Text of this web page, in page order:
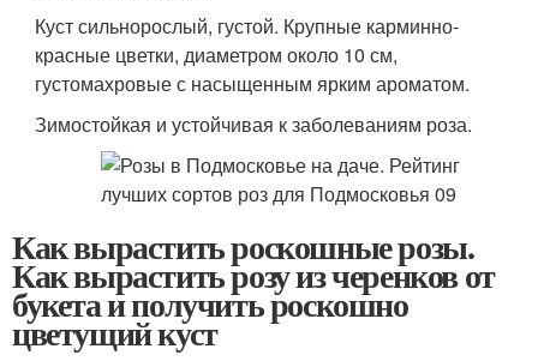
Куст сильнорослый, густой. Крупные карминно-
красные цветки, диаметром около 10 см,
густомахровые с насыщенным ярким ароматом.
Зимостойкая и устойчивая к заболеваниям роза.
Как вырастить роскошные розы.
Как вырастить розу из черенков от
букета и получить роскошно
цветущий куст